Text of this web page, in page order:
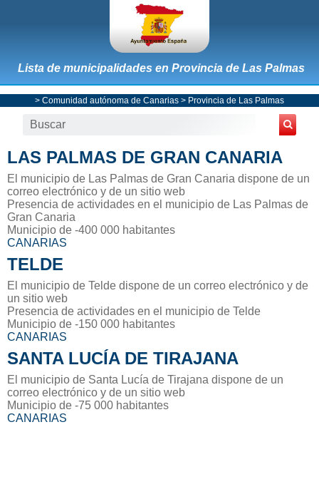
Lista de municipalidades en Provincia de Las Palmas
> Comunidad autónoma de Canarias > Provincia de Las Palmas
LAS PALMAS DE GRAN CANARIA
El municipio de Las Palmas de Gran Canaria dispone de un
correo electrónico y de un sitio web
Presencia de actividades en el municipio de Las Palmas de
Gran Canaria
Municipio de -400 000 habitantes
CANARIAS
TELDE
El municipio de Telde dispone de un correo electrónico y de
un sitio web
Presencia de actividades en el municipio de Telde
Municipio de -150 000 habitantes
CANARIAS
SANTA LUCÍA DE TIRAJANA
El municipio de Santa Lucía de Tirajana dispone de un
correo electrónico y de un sitio web
Municipio de -75 000 habitantes
CANARIAS